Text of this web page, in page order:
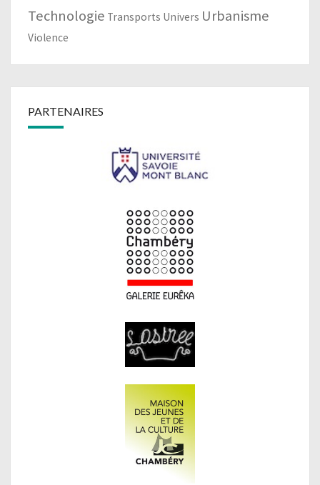
Technologie Transports Univers Urbanisme
Violence
PARTENAIRES